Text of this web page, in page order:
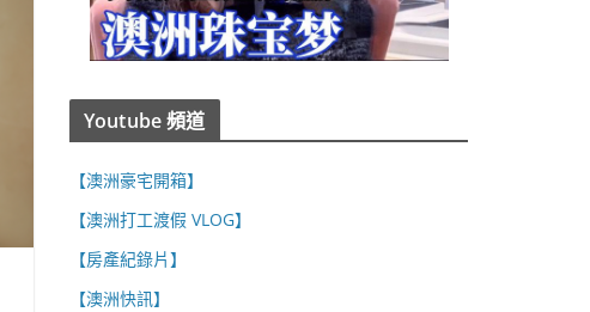
Youtube 頻道
【澳洲豪宅開箱】
【澳洲打工渡假 VLOG】
【房產紀錄片】
【澳洲快訊】